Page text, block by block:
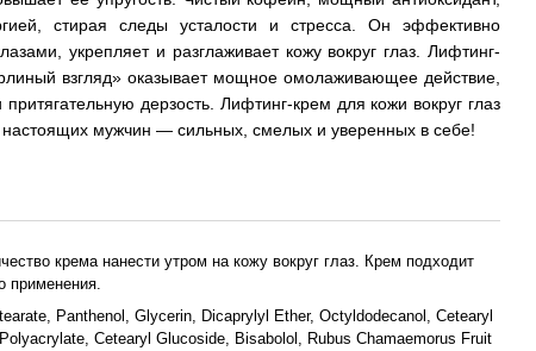
стирая следы усталости и стресса. Он эффективно
укрепляет и разглаживает кожу вокруг глаз. Лифтинг-
взгляд» оказывает мощное омолаживающее действие,
дерзость. Лифтинг-крем для кожи вокруг глаз
мужчин — сильных, смелых и уверенных в себе!
крема нанести утром на кожу вокруг глаз. Крем подходит
применения.
Panthenol, Glycerin, Dicaprylyl Ether, Octyldodecanol, Cetearyl
Cetearyl Glucoside, Bisabolol, Rubus Chamaemorus Fruit